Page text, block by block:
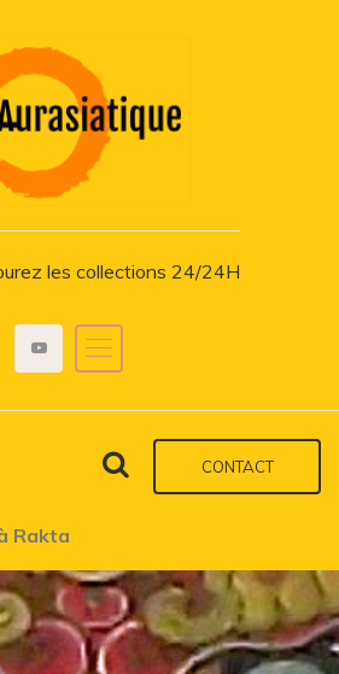
les collections 24/24H
CONTACT
Rakta